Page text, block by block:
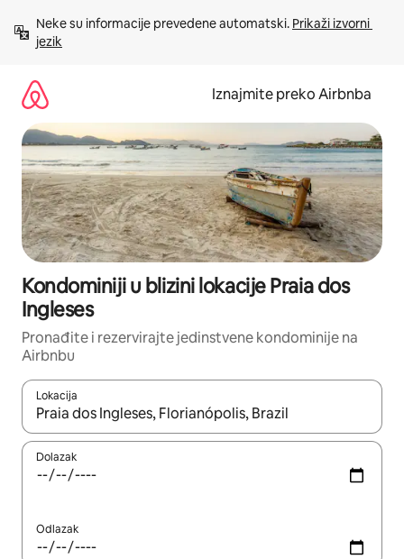
sadržaj
Neke su informacije prevedene automatski. Prikaži izvorni
jezik
Iznajmite preko Airbnba
Kondominiji u blizini lokacije Praia dos
Ingleses
Pronađite i rezervirajte jedinstvene kondominije na
Airbnbu
Lokacija
Kada budu dostupni rezultati, moći ćete ih pregledati
Dolazak
Odlazak